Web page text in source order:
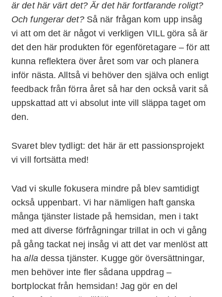
är det här värt det? Är det här fortfarande roligt?
Och fungerar det?Så när frågan kom upp insåg
vi att om det är något vi verkligen VILL göra så är
det den här produkten för egenföretagare – för att
kunna reflektera över året som var och planera
inför nästa. Alltså vi behöver den själva och enligt
feedback från förra året så har den också varit så
uppskattad att vi absolut inte vill släppa taget om
den.
Svaret blev tydligt: det här är ett passionsprojekt
vi vill fortsätta med!
Vad vi skulle fokusera mindre på blev samtidigt
också uppenbart. Vi har nämligen haft ganska
många tjänster listade på hemsidan, men i takt
med att diverse förfrågningar trillat in och vi gång
på gång tackat nej insåg vi att det var menlöst att
haalla dessa tjänster. Kugge gör översättningar,
men behöver inte fler sådana uppdrag –
bortplockat från hemsidan! Jag gör en del